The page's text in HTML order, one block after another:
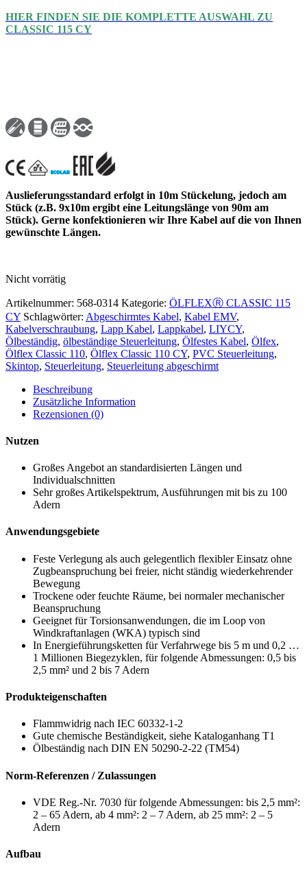
HIER FINDEN SIE DIE KOMPLETTE AUSWAHL ZU
CLASSIC 115 CY
Auslieferungsstandard erfolgt in 10m Stückelung, jedoch am
Stück (z.B. 9x10m ergibt eine Leitungslänge von 90m am
Stück). Gerne konfektionieren wir Ihre Kabel auf die von Ihnen
gewünschte Längen.
Nicht vorrätig
Artikelnummer: 568-0314 Kategorie: ÖLFLEXⓇ CLASSIC 115
CY Schlagwörter: Abgeschirmtes Kabel, Kabel EMV,
Kabelverschraubung, Lapp Kabel, Lappkabel, LIYCY,
Ölbeständig, ölbeständige Steuerleitung, Ölfestes Kabel, Ölfex,
Ölflex Classic 110, Ölflex Classic 110 CY, PVC Steuerleitung,
Skintop, Steuerleitung, Steuerleitung abgeschirmt
Beschreibung
Zusätzliche Information
Rezensionen (0)
Nutzen
Großes Angebot an standardisierten Längen und
Individualschnitten
Sehr großes Artikelspektrum, Ausführungen mit bis zu 100
Adern
Anwendungsgebiete
Feste Verlegung als auch gelegentlich flexibler Einsatz ohne
Zugbeanspruchung bei freier, nicht ständig wiederkehrender
Bewegung
Trockene oder feuchte Räume, bei normaler mechanischer
Beanspruchung
Geeignet für Torsionsanwendungen, die im Loop von
Windkraftanlagen (WKA) typisch sind
In Energieführungsketten für Verfahrwege bis 5 m und 0,2 …
1 Millionen Biegezyklen, für folgende Abmessungen: 0,5 bis
2,5 mm² und 2 bis 7 Adern
Produkteigenschaften
Flammwidrig nach IEC 60332-1-2
Gute chemische Beständigkeit, siehe Kataloganhang T1
Ölbeständig nach DIN EN 50290-2-22 (TM54)
Norm-Referenzen / Zulassungen
VDE Reg.-Nr. 7030 für folgende Abmessungen: bis 2,5 mm²:
2 – 65 Adern, ab 4 mm²: 2 – 7 Adern, ab 25 mm²: 2 – 5
Adern
Aufbau